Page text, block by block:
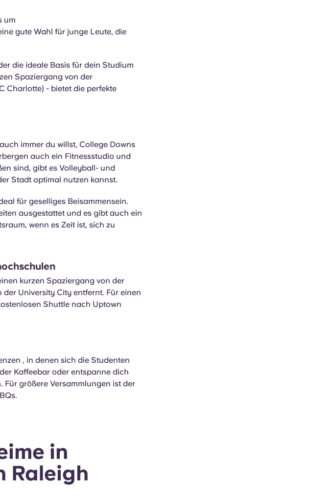
um
gute Wahl für junge Leute, die
die ideale Basis für dein Studium
Spaziergang von der
Charlotte) - bietet die perfekte
immer du willst, College Downs
auch ein Fitnessstudio und
sind, gibt es Volleyball- und
Stadt optimal nutzen kannst.
für geselliges Beisammensein.
ausgestattet und es gibt auch ein
wenn es Zeit ist, sich zu
kurzen Spaziergang von der
University City entfernt. Für einen
Shuttle nach Uptown
, in denen sich die Studenten
Kaffeebar oder entspanne dich
größere Versammlungen ist der
in
Raleigh